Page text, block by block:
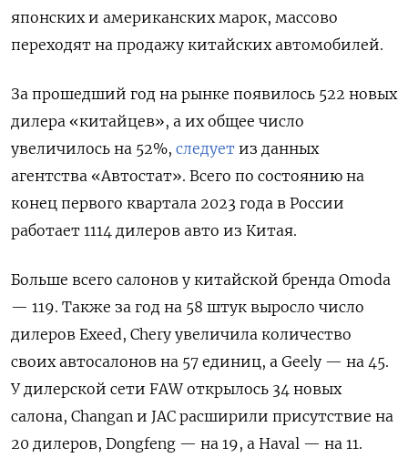
японских и американских марок, массово
переходят на продажу китайских автомобилей.
За прошедший год на рынке появилось 522 новых
дилера «китайцев», а их общее число
увеличилось на 52%, следует из данных
агентства «Автостат». Всего по состоянию на
конец первого квартала 2023 года в России
работает 1114 дилеров авто из Китая.
Больше всего салонов у китайской бренда Omoda
— 119. Также за год на 58 штук выросло число
дилеров Exeed, Chery увеличила количество
своих автосалонов на 57 единиц, а Geely — на 45.
У дилерской сети FAW открылось 34 новых
салона, Changan и JAC расширили присутствие на
20 дилеров, Dongfeng — на 19, а Haval — на 11.